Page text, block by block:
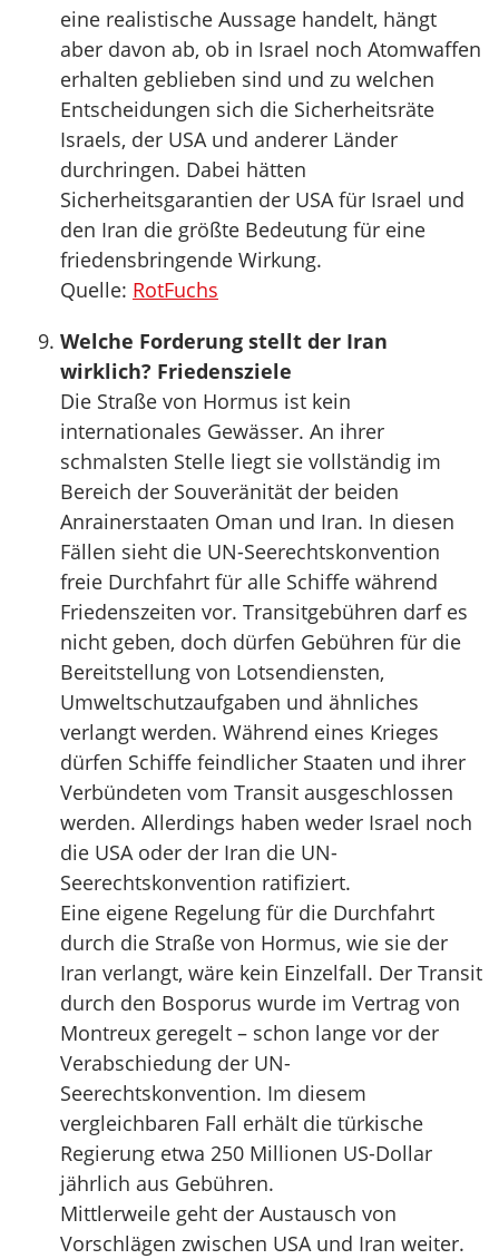
eine realistische Aussage handelt, hängt
aber davon ab, ob in Israel noch Atomwaffen
erhalten geblieben sind und zu welchen
Entscheidungen sich die Sicherheitsräte
Israels, der USA und anderer Länder
durchringen. Dabei hätten
Sicherheitsgarantien der USA für Israel und
den Iran die größte Bedeutung für eine
friedensbringende Wirkung.
Quelle: RotFuchs
Welche Forderung stellt der Iran
wirklich? Friedensziele
Die Straße von Hormus ist kein
internationales Gewässer. An ihrer
schmalsten Stelle liegt sie vollständig im
Bereich der Souveränität der beiden
Anrainerstaaten Oman und Iran. In diesen
Fällen sieht die UN-Seerechtskonvention
freie Durchfahrt für alle Schiffe während
Friedenszeiten vor. Transitgebühren darf es
nicht geben, doch dürfen Gebühren für die
Bereitstellung von Lotsendiensten,
Umweltschutzaufgaben und ähnliches
verlangt werden. Während eines Krieges
dürfen Schiffe feindlicher Staaten und ihrer
Verbündeten vom Transit ausgeschlossen
werden. Allerdings haben weder Israel noch
die USA oder der Iran die UN-
Seerechtskonvention ratifiziert.
Eine eigene Regelung für die Durchfahrt
durch die Straße von Hormus, wie sie der
Iran verlangt, wäre kein Einzelfall. Der Transit
durch den Bosporus wurde im Vertrag von
Montreux geregelt – schon lange vor der
Verabschiedung der UN-
Seerechtskonvention. Im diesem
vergleichbaren Fall erhält die türkische
Regierung etwa 250 Millionen US-Dollar
jährlich aus Gebühren.
Mittlerweile geht der Austausch von
Vorschlägen zwischen USA und Iran weiter.